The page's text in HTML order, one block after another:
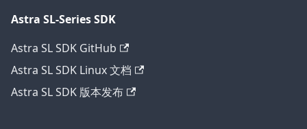
Astra SL-Series SDK
Astra SL SDK GitHub
Astra SL SDK Linux 文档
Astra SL SDK 版本发布